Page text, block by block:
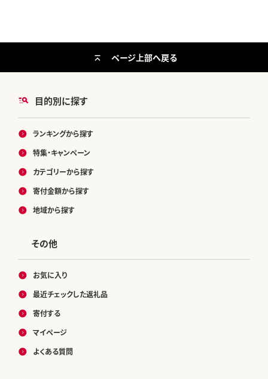
目的別に探す
ランキングから探す
特集・キャンペーン
カテゴリーから探す
寄付金額から探す
地域から探す
その他
お気に入り
最近チェックした返礼品
寄付する
マイページ
よくある質問
ページ上部へ戻る